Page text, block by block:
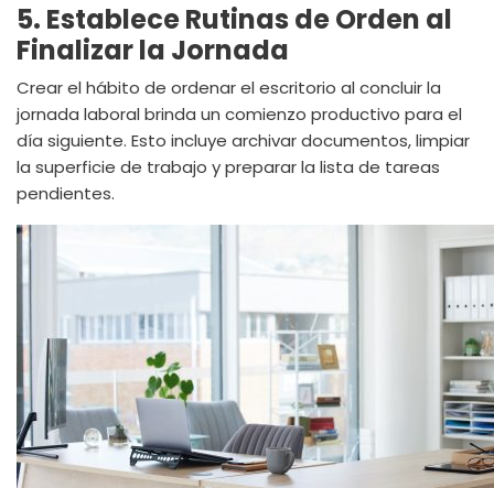
5. Establece Rutinas de Orden al
Finalizar la Jornada
Crear el hábito de ordenar el escritorio al concluir la
jornada laboral brinda un comienzo productivo para el
día siguiente. Esto incluye archivar documentos, limpiar
la superficie de trabajo y preparar la lista de tareas
pendientes.